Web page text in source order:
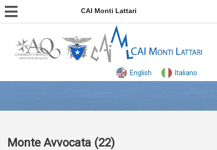
CAI Monti Lattari
English Italiano
Monte Avvocata (22)